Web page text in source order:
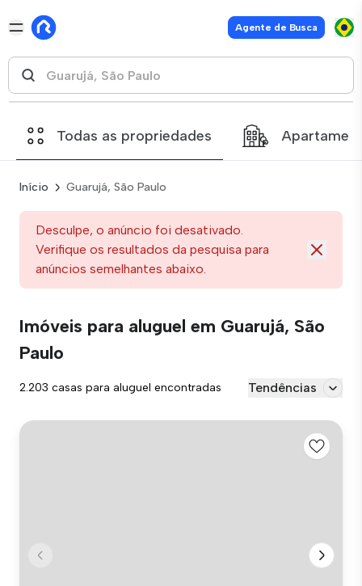
Agente de Busca
Todas as propriedades
Início Guarujá, São Paulo
Desculpe, o anúncio foi desativado.
Verifique os resultados da pesquisa para
anúncios semelhantes abaixo.
Imóveis para aluguel em Guarujá, São
Paulo
2.203 casas para aluguel encontradas Tendências